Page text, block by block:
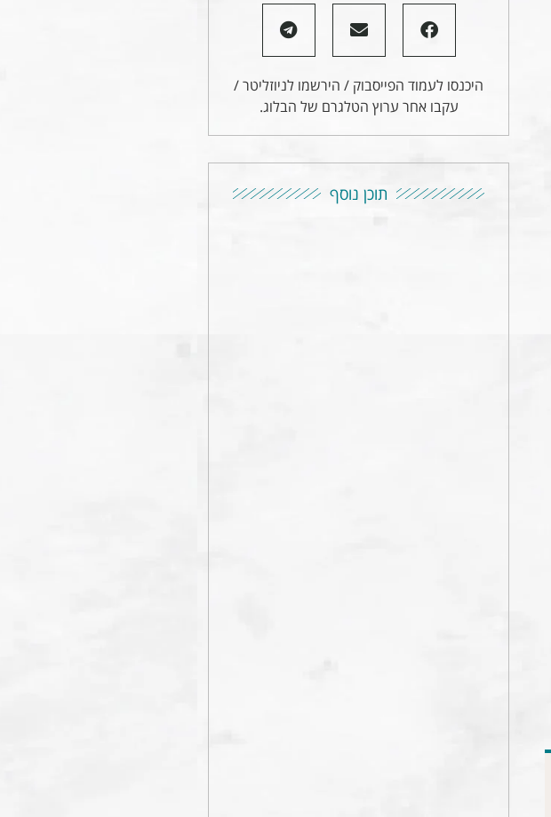
היכנסו לעמוד הפייסבוק / הירשמו לניוזליטר /
עקבו אחר ערוץ הטלגרם של הבלוג.
תוכן נוסף